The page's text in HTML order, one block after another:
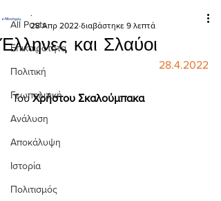
All Posts
Επικαιρότητα
Πολιτική
Γεωπολιτική
Ανάλυση
Αποκάλυψη
Ιστορία
Πολιτισμός
Έλληνες και Σλαύοι
.
28 Απρ 2022 διαβάστηκε 9 λεπτά
28.4.2022
Του Χρήστου Σκαλούμπακα